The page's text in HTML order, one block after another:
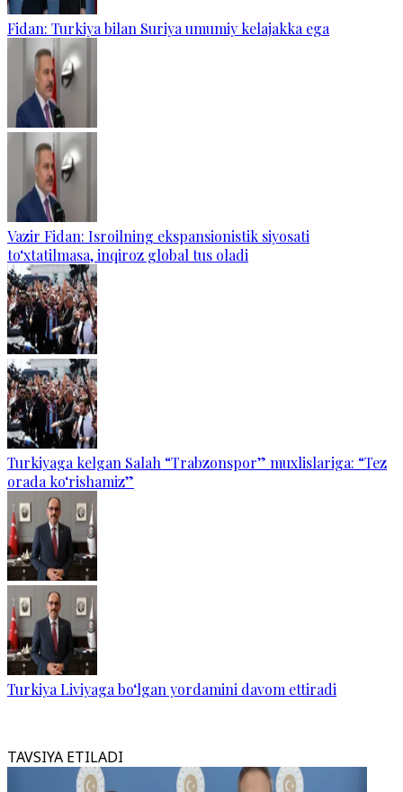
Fidan: Turkiya bilan Suriya umumiy kelajakka ega
Vazir Fidan: Isroilning ekspansionistik siyosati
to‘xtatilmasa, inqiroz global tus oladi
Turkiyaga kelgan Salah “Trabzonspor” muxlislariga: “Tez
orada ko‘rishamiz”
Turkiya Liviyaga bo‘lgan yordamini davom ettiradi
TAVSIYA ETILADI